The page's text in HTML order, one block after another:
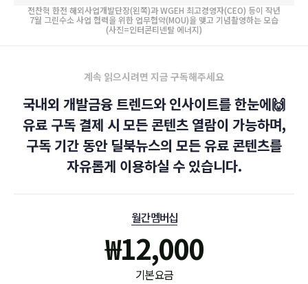
전찬혁 한전 해외사업개발단장(왼쪽)과 WGEH 최고경영자(CEO) 등이 작년
7월 그린수소 사업 협력을 위한 업무협약(MOU)을 맺고 기념촬영하는 모습
(사진=인터콘티넨탈 에너지)
계속 읽으시려면 지금 구독해주세요
국내외 개발금융 트렌드와 인사이트를 한눈에🙌
유료 구독 결제 시 모든 콘텐츠 열람이 가능하며,
구독 기간 동안 딜북뉴스의 모든 유료 콘텐츠를
자유롭게 이용하실 수 있습니다.
월간 멤버십
₩12,000
기본 요금